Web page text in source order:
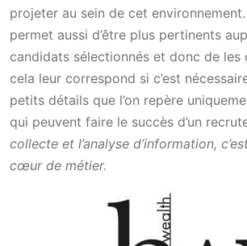
projeter au sein de cet
permet aussi d’être plus pertinents
candidats sélectionnés et donc de les
cela leur correspond si c’est
petits détails que l’on repère
qui peuvent faire le succès d’un
collecte et l’analyse d’information,
cœur de métier.